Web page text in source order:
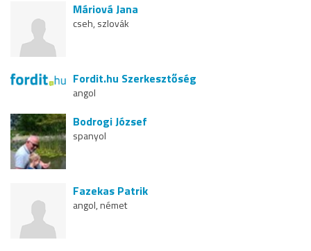
Máriová Jana
cseh, szlovák
Fordit.hu Szerkesztőség
angol
Bodrogi József
spanyol
Fazekas Patrik
angol, német